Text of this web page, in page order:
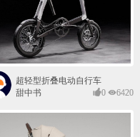
超轻型折叠电动自行车
甜中书
0 6420